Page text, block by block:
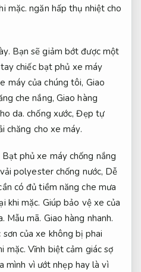
mặc. ngăn hấp thụ nhiệt cho
Bạn sẽ giảm bớt được một
chiếc bạt phủ xe máy
máy của chúng tôi, Giao
che nắng, Giao hàng
da. chống xước,Đẹp tự
chăng cho xe máy.
Bạt phủ xe máy chống nắng
polyester chống nước, Dễ
có đủ tiềm năng che mưa
khi mặc. Giúp bảo vệ xe của
Mẫu mã. Giao hàng nhanh.
của xe không bị phai
mặc. Vĩnh biệt cảm giác sợ
mình vì ướt nhẹp hay là vì